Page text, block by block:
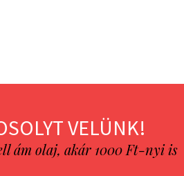
VELÜNK!
ám olaj, akár 1000 Ft-nyi is